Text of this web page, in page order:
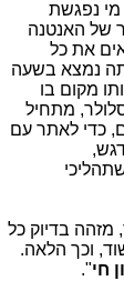
נפגשת
של האנטנה
8 בערב, מוצאים את כל
נמצא בשעה
מקום בו
הסלולר, מתחיל
כדי לאתר עם
בדיוק כל
וכך הלאה.
חי".